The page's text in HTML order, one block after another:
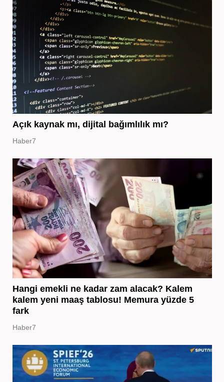
Açık kaynak mı, dijital bağımlılık mı?
Haber7
Hangi emekli ne kadar zam alacak? Kalem
kalem yeni maaş tablosu! Memura yüzde 5
fark
Haber7